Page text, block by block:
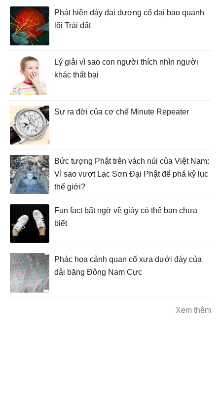
Phát hiện đáy đại dương cổ đại bao quanh
lõi Trái đất
Lý giải vì sao con người thích nhìn người
khác thất bại
Sự ra đời của cơ chế Minute Repeater
Bức tượng Phật trên vách núi của Việt Nam:
Vì sao vượt Lạc Sơn Đại Phật để phá kỷ lục
thế giới?
Fun fact bất ngờ về giày có thể bạn chưa
biết
Phác họa cảnh quan cổ xưa dưới đáy của
dải băng Đông Nam Cực
Xem thêm